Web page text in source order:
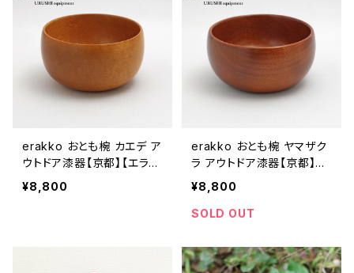
erakko おとも椀 カエデ ア
ウトドア漆器【京都】【エラッ
コ】【柴田漆工房】【お椀 汁
椀 フリーボウル】【キャンプ
¥8,800
erakko おとも椀 ヤマザク
ラ アウトドア漆器【京都】
【エラッコ】【柴田漆工房】
【お椀 汁椀 フリーボウル】
【キャンプギア】【ギフト プレ
¥8,800
SOLD OUT